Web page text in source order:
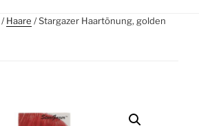
/Haare / Stargazer Haartönung, golden